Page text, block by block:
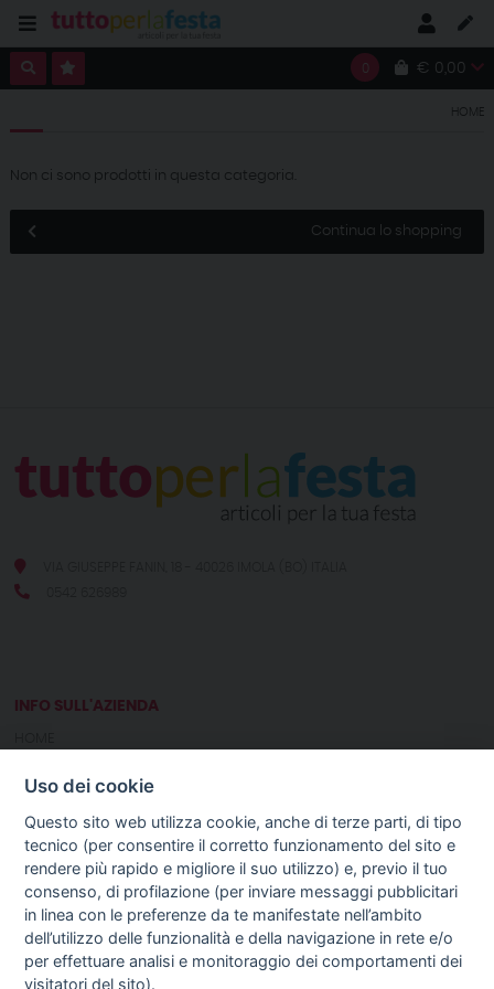
0 € 0,00
HOME
Non ci sono prodotti in questa categoria.
Continua lo shopping
INFO SULL'AZIENDA
NOTIZIE
GUIDA AGLI ACQUISTI
PROCEDURA DI ACQUISTO
DIRITTO DI RECESSO
SPEDIZIONI E COSTI
Uso dei cookie
Questo sito web utilizza cookie, anche di terze parti, di tipo
tecnico (per consentire il corretto funzionamento del sito e
rendere più rapido e migliore il suo utilizzo) e, previo il tuo
consenso, di profilazione (per inviare messaggi pubblicitari
in linea con le preferenze da te manifestate nell’ambito
dell’utilizzo delle funzionalità e della navigazione in rete e/o
per effettuare analisi e monitoraggio dei comportamenti dei
visitatori del sito).